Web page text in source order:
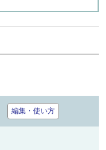
編集・使い方